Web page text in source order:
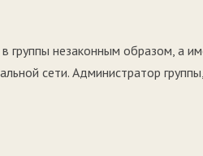
группы незаконным образом, а
сети. Администратор